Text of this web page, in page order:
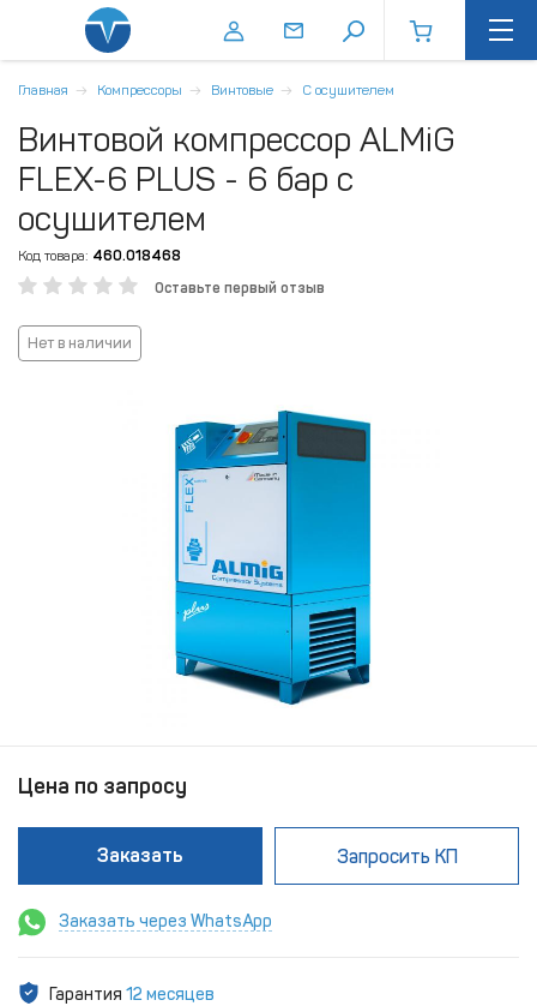
Главная Компрессоры Винтовые С осушителем
Винтовой компрессор ALMiG
FLEX-6 PLUS - 6 бар с
осушителем
Код товара: 460.018468
Оставьте первый отзыв
Нет в наличии
Цена по запросу
Заказать Запросить КП
Заказать через WhatsApp
Гарантия 12 месяцев